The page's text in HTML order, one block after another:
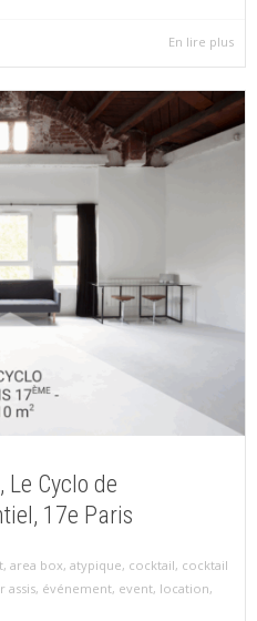
En lire plus
Cyclo de
17e Paris
, area box, atypique, cocktail, cocktail
assis, événement, event, location,